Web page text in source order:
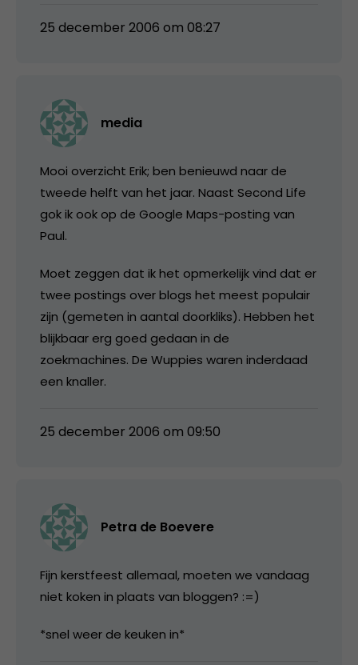
25 december 2006 om 08:27
media
Mooi overzicht Erik; ben benieuwd naar de
tweede helft van het jaar. Naast Second Life
gok ik ook op de Google Maps-posting van
Paul.
Moet zeggen dat ik het opmerkelijk vind dat er
twee postings over blogs het meest populair
zijn (gemeten in aantal doorkliks). Hebben het
blijkbaar erg goed gedaan in de
zoekmachines. De Wuppies waren inderdaad
een knaller.
25 december 2006 om 09:50
Petra de Boevere
Fijn kerstfeest allemaal, moeten we vandaag
niet koken in plaats van bloggen? :=)
*snel weer de keuken in*